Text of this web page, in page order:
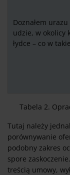
Doznałem
udzie, w okolicy
łydce – co w
Tabela 2.
Tutaj należy
porównywanie
podobny zakres
spore
treścią umowy,